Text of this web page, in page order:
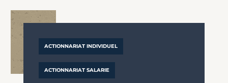
ACTIONNARIAT INDIVIDUEL
ACTIONNARIAT SALARIE